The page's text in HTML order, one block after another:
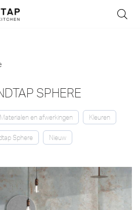
SPHERE
Materialen en afwerkingen Kleuren
Sphere Nieuw